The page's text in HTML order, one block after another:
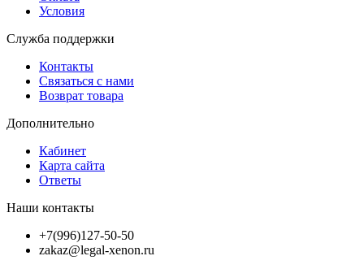
Условия
Служба поддержки
Контакты
Связаться с нами
Возврат товара
Дополнительно
Кабинет
Карта сайта
Ответы
Наши контакты
+7(996)127-50-50
zakaz@legal-xenon.ru